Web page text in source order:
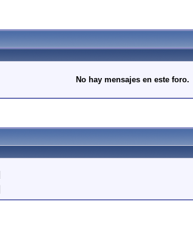
No hay mensajes en este foro.